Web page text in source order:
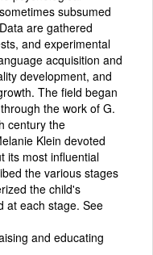
subsumed
are gathered
and experimental
acquisition and
development, and
The field began
the work of G.
century the
Klein devoted
its most influential
the various stages
the child's
at each stage. See
and educating